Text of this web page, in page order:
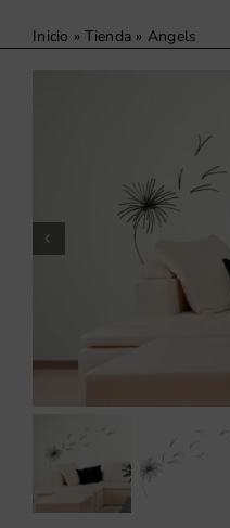
Inicio »Tienda » Angels